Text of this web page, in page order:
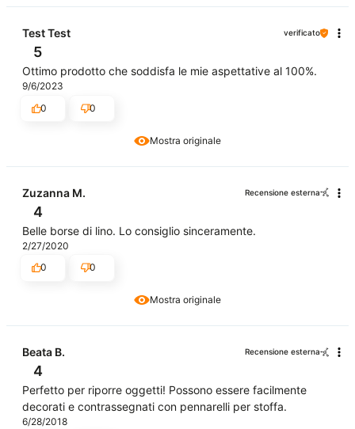
Mostra originale
Test Test verificato
5
Ottimo prodotto che soddisfa le mie aspettative al 100%.
9/6/2023
0
0
Mostra originale
Zuzanna M. Recensione esterna
4
Belle borse di lino. Lo consiglio sinceramente.
2/27/2020
0
0
Beata B. Recensione esterna
4
Perfetto per riporre oggetti! Possono essere facilmente
decorati e contrassegnati con pennarelli per stoffa.
6/28/2018